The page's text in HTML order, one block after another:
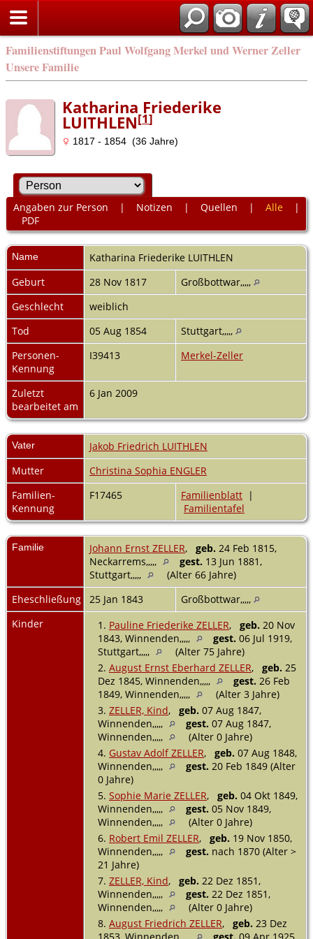
Familienstiftungen Paul Wolfgang Merkel und Werner Zeller
Unsere Familie
Katharina Friederike
LUITHLEN[1]
1817 - 1854 (36 Jahre)
Angaben zur Person | Notizen | Quellen | Alle |
PDF
Name Katharina Friederike LUITHLEN
Geburt
28 Nov 1817
Großbottwar,,,,,
Geschlecht
weiblich
Tod
05 Aug 1854
Stuttgart,,,,,
Personen-
Kennung
I39413 Merkel-Zeller
Zuletzt
bearbeitet am
6 Jan 2009
Vater
Jakob Friedrich LUITHLEN
Mutter
Christina Sophia ENGLER
Familien-
Kennung
F17465 Familienblatt |
Familientafel
Familie Johann Ernst ZELLER, geb. 24 Feb 1815,
Neckarrems,,,,,
gest. 13 Jun 1881,
Stuttgart,,,,,
(Alter 66 Jahre)
Eheschließung
25 Jan 1843
Großbottwar,,,,,
Kinder
1. Pauline Friederike ZELLER, geb. 20 Nov
1843, Winnenden,,,,,
gest. 06 Jul 1919,
Stuttgart,,,,,
(Alter 75 Jahre)
2. August Ernst Eberhard ZELLER, geb. 25
Dez 1845, Winnenden,,,,,
gest. 26 Feb
1849, Winnenden,,,,,
(Alter 3 Jahre)
3. ZELLER, Kind, geb. 07 Aug 1847,
Winnenden,,,,,
gest. 07 Aug 1847,
Winnenden,,,,,
(Alter 0 Jahre)
4. Gustav Adolf ZELLER, geb. 07 Aug 1848,
Winnenden,,,,,
gest. 20 Feb 1849 (Alter
0 Jahre)
5. Sophie Marie ZELLER, geb. 04 Okt 1849,
Winnenden,,,,,
gest. 05 Nov 1849,
Winnenden,,,,,
(Alter 0 Jahre)
6. Robert Emil ZELLER, geb. 19 Nov 1850,
Winnenden,,,,,
gest. nach 1870 (Alter >
21 Jahre)
7. ZELLER, Kind, geb. 22 Dez 1851,
Winnenden,,,,,
gest. 22 Dez 1851,
Winnenden,,,,,
(Alter 0 Jahre)
8. August Friedrich ZELLER, geb. 23 Dez
1853, Winnenden,,,,,
gest. 09 Apr 1925